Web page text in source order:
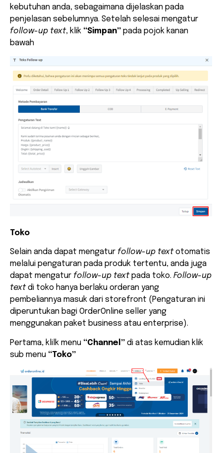
kebutuhan anda, sebagaimana dijelaskan pada
penjelasan sebelumnya. Setelah selesai mengatur
follow-up text, klik “Simpan” pada pojok kanan
bawah
Toko
Selain anda dapat mengatur follow-up textotomatis
melalui pengaturan pada produk tertentu, anda juga
dapat mengatur follow-up textpada toko. Follow-up
textdi toko hanya berlaku orderan yang
pembeliannya masuk dari storefront (Pengaturan ini
diperuntukan bagi OrderOnline seller yang
menggunakan paket business atau enterprise).
Pertama, klilk menu “Channel” di atas kemudian klik
sub menu “Toko”